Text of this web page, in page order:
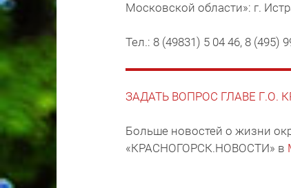
Московской области»: г.
Тел.: 8 (49831) 5 04 46, 8 (495)
ЗАДАТЬ ВОПРОС ГЛАВЕ Г.О.
Больше новостей о жизни
«КРАСНОГОРСК.НОВОСТИ» в